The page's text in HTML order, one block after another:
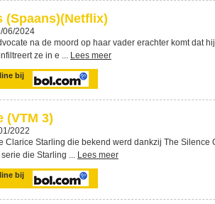
(Spaans)(Netflix)
06/2024
na de moord op haar vader erachter komt dat
ze in e ... Lees meer
bij
(VTM 3)
2022
Clarice Starling die bekend werd dankzij The Silence
die Starling ... Lees meer
bij